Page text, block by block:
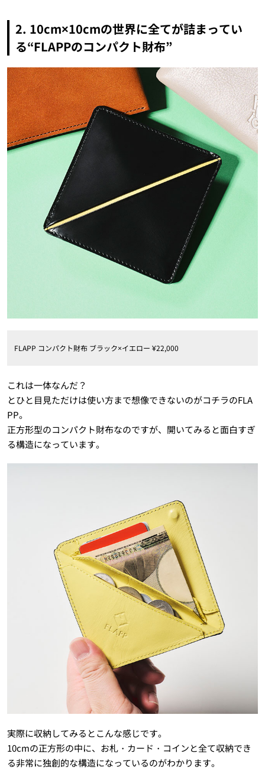
2. 10cm×10cmの世界に全てが詰まってい
る“FLAPPのコンパクト財布”
FLAPP コンパクト財布 ブラック×イエロー ¥22,000
これは一体なんだ？
とひと目見ただけは使い方まで想像できないのがコチラのFLA
PP。
正方形型のコンパクト財布なのですが、開いてみると面白すぎ
る構造になっています。
実際に収納してみるとこんな感じです。
10cmの正方形の中に、お札・カード・コインと全て収納でき
る非常に独創的な構造になっているのがわかります。